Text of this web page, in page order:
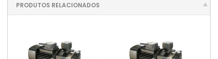
PRODUTOS RELACIONADOS